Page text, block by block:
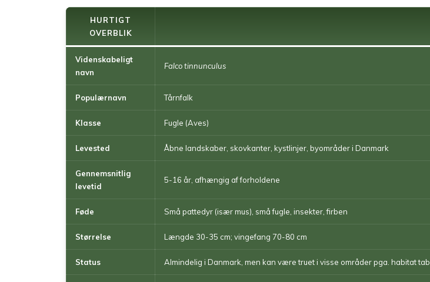
HURTIGT
OVERBLIK
Videnskabeligt
navn
Falco tinnunculus
Populærnavn Tårnfalk
Klasse Fugle (Aves)
Levested Åbne landskaber, skovkanter, kystlinjer, byområder i Danmark
Gennemsnitlig
levetid
5-16 år, afhængig af forholdene
Føde Små pattedyr (især mus), små fugle, insekter, firben
Størrelse Længde 30-35 cm; vingefang 70-80 cm
Status Almindelig i Danmark, men kan være truet i visse områder pga. habitat tab